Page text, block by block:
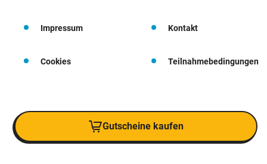
Impressum Kontakt
Cookies Teilnahmebedingungen
Gutscheine kaufen